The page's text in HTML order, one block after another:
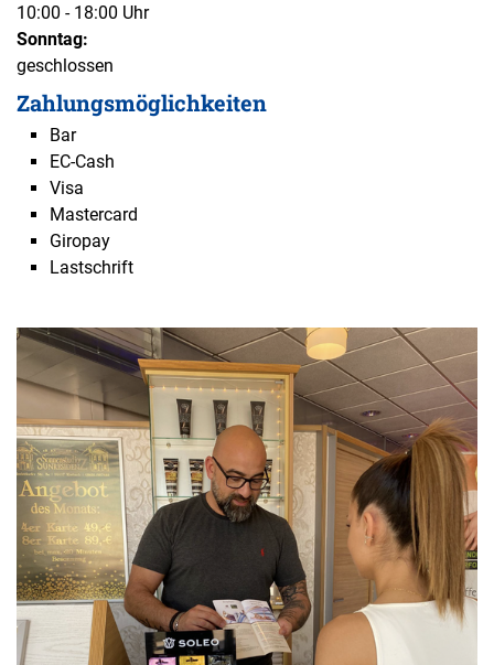
10:00 - 18:00 Uhr
Sonntag:
geschlossen
Zahlungsmöglichkeiten
Bar
EC-Cash
Visa
Mastercard
Giropay
Lastschrift